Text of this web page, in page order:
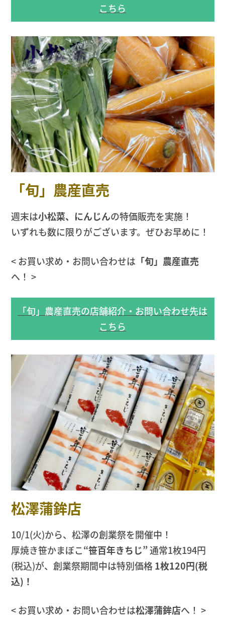
こちら
「旬」農産直売
週末は小松菜、にんじんの特価販売を実施！
いずれも数に限りがございます。ぜひお早めに！
< お買い求め・お問い合わせは 「旬」農産直売
へ！ >
「旬」農産直売の店舗紹介・お問い合わせ先は
こちら
松澤蒲鉾店
10/1(火)から、松澤の創業祭を開催中！
厚焼き笹かまぼこ“笹百年きちじ”通常1枚194円
(税込)が、創業祭期間中は特別価格1枚120円(税
込)！
< お買い求め・お問い合わせは松澤蒲鉾店へ！ >